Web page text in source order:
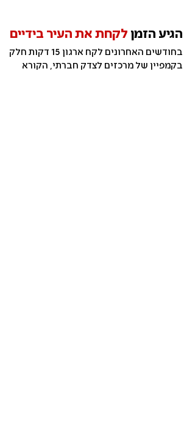
הגיע הזמן לקחת את העיר בידיים
בחודשים האחרונים לקח ארגון 15 דקות חלק
בקמפיין של מרכזים לצדק חברתי, הקורא